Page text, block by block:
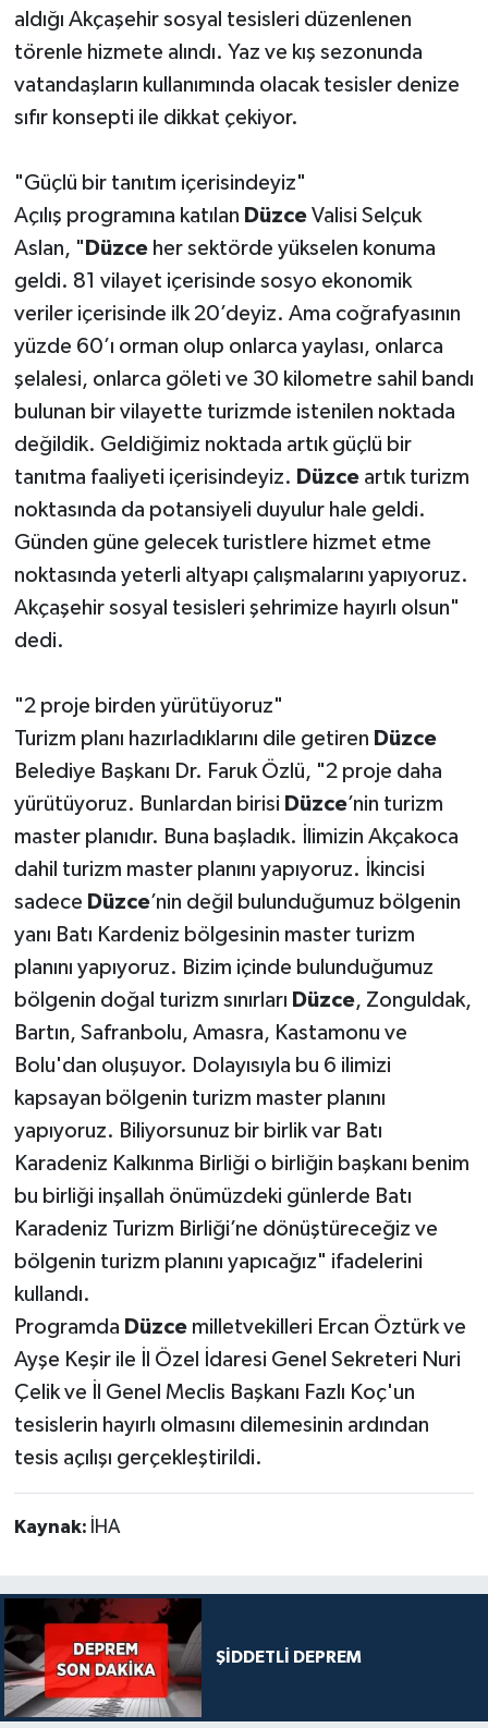
aldığı Akçaşehir sosyal tesisleri düzenlenen
törenle hizmete alındı. Yaz ve kış sezonunda
vatandaşların kullanımında olacak tesisler denize
sıfır konsepti ile dikkat çekiyor.
"Güçlü bir tanıtım içerisindeyiz"
Açılış programına katılan DüzceValisi Selçuk
Aslan, " Düzceher sektörde yükselen konuma
geldi. 81 vilayet içerisinde sosyo ekonomik
veriler içerisinde ilk 20’deyiz. Ama coğrafyasının
yüzde 60’ı orman olup onlarca yaylası, onlarca
şelalesi, onlarca göleti ve 30 kilometre sahil bandı
bulunan bir vilayette turizmde istenilen noktada
değildik. Geldiğimiz noktada artık güçlü bir
tanıtma faaliyeti içerisindeyiz. Düzceartık turizm
noktasında da potansiyeli duyulur hale geldi.
Günden güne gelecek turistlere hizmet etme
noktasında yeterli altyapı çalışmalarını yapıyoruz.
Akçaşehir sosyal tesisleri şehrimize hayırlı olsun"
dedi.
"2 proje birden yürütüyoruz"
Turizm planı hazırladıklarını dile getiren Düzce
Belediye Başkanı Dr. Faruk Özlü, "2 proje daha
yürütüyoruz. Bunlardan birisi Düzce’nin turizm
master planıdır. Buna başladık. İlimizin Akçakoca
dahil turizm master planını yapıyoruz. İkincisi
sadece Düzce’nin değil bulunduğumuz bölgenin
yanı Batı Kardeniz bölgesinin master turizm
planını yapıyoruz. Bizim içinde bulunduğumuz
bölgenin doğal turizm sınırları Düzce, Zonguldak,
Bartın, Safranbolu, Amasra, Kastamonu ve
Bolu'dan oluşuyor. Dolayısıyla bu 6 ilimizi
kapsayan bölgenin turizm master planını
yapıyoruz. Biliyorsunuz bir birlik var Batı
Karadeniz Kalkınma Birliği o birliğin başkanı benim
bu birliği inşallah önümüzdeki günlerde Batı
Karadeniz Turizm Birliği’ne dönüştüreceğiz ve
bölgenin turizm planını yapıcağız" ifadelerini
kullandı.
Programda Düzcemilletvekilleri Ercan Öztürk ve
Ayşe Keşir ile İl Özel İdaresi Genel Sekreteri Nuri
Çelik ve İl Genel Meclis Başkanı Fazlı Koç'un
tesislerin hayırlı olmasını dilemesinin ardından
tesis açılışı gerçekleştirildi.
Kaynak: İHA
ŞİDDETLİ DEPREM